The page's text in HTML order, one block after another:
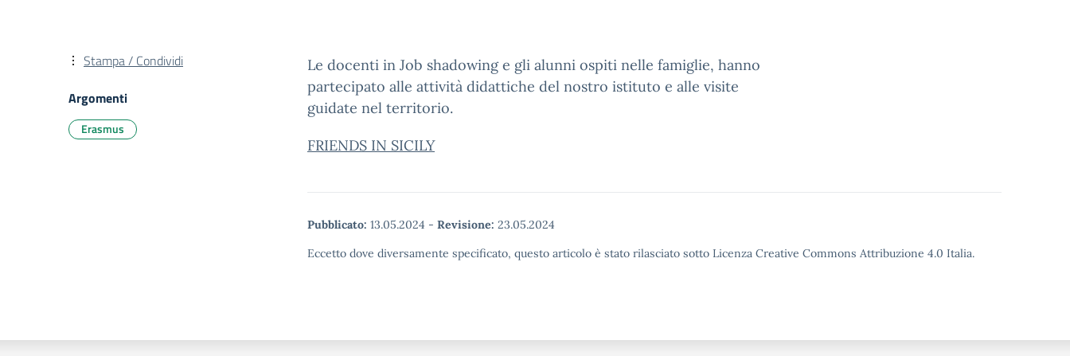
Le docenti in Job shadowing e gli alunni ospiti nelle famiglie, hanno
partecipato alle attività didattiche del nostro istituto e alle visite
guidate nel territorio.
FRIENDS IN SICILY
Pubblicato: 13.05.2024 - Revisione: 23.05.2024
Eccetto dove diversamente specificato, questo articolo è stato rilasciato sotto Licenza Creative Commons Attribuzione 4.0 Italia.
Stampa / Condividi
Argomenti
Erasmus